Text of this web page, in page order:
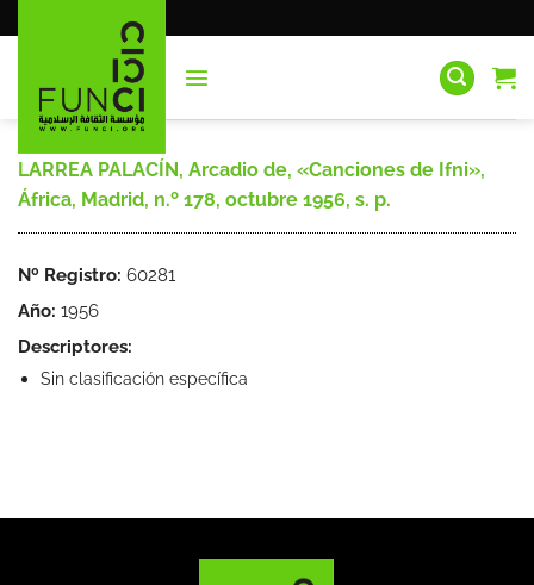
al
LARREA PALACÍN, Arcadio de, «Canciones de Ifni»,
África, Madrid, n.º 178, octubre 1956, s. p.
Nº Registro: 60281
Año: 1956
Descriptores:
Sin clasificación específica